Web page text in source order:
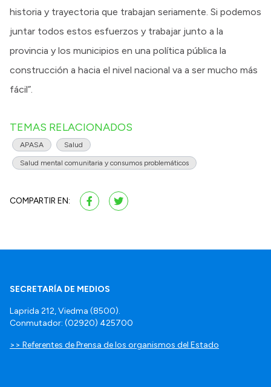
historia y trayectoria que trabajan seriamente. Si podemos
juntar todos estos esfuerzos y trabajar junto a la
provincia y los municipios en una política pública la
construcción a hacia el nivel nacional va a ser mucho más
fácil”.
TEMAS RELACIONADOS
APASA Salud
Salud mental comunitaria y consumos problemáticos
COMPARTIR EN:
SECRETARÍA DE MEDIOS
Laprida 212, Viedma (8500).
Conmutador: (02920) 425700
>> Referentes de Prensa de los organismos del Estado